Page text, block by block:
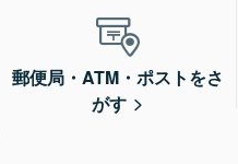
郵便局・ATM・ポストをさ
がす